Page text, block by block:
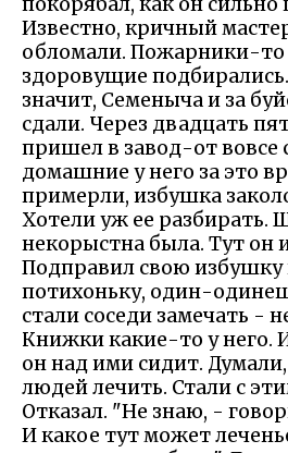
Известно, кричный
обломали. Пожарники-то
здоровущие
значит, Семеныча и за
сдали. Через двадцать
пришел в завод-от вовсе
домашние у него за это
примерли, избушка
Хотели уж ее разбирать.
некорыстна была. Тут он
Подправил свою
потихоньку, один-
стали соседи замечать -
Книжки какие-то у него.
он над ими сидит.
людей лечить. Стали с
Отказал. "Не знаю, -
И какое тут может